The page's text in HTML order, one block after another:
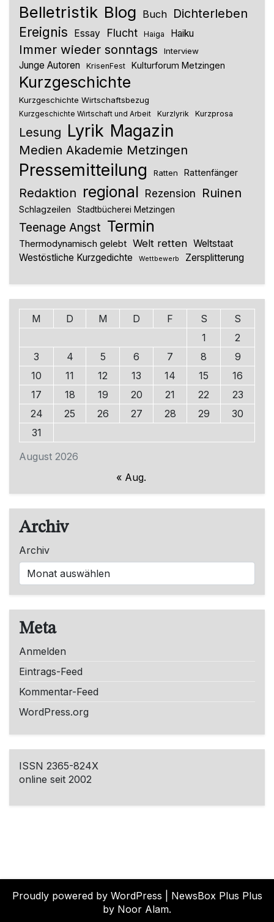
Belletristik Blog Buch Dichterleben
Ereignis Essay Flucht Haiga Haiku
Immer wieder sonntags Interview
Junge Autoren KrisenFest Kulturforum Metzingen
Kurzgeschichte
Kurzgeschichte Wirtschaftsbezug
Kurzgeschichte Wirtschaft und Arbeit Kurzlyrik Kurzprosa
Lesung Lyrik Magazin
Medien Akademie Metzingen
Pressemitteilung Ratten Rattenfänger
Redaktion regional Rezension Ruinen
Schlagzeilen Stadtbücherei Metzingen
Teenage Angst Termin
Thermodynamisch gelebt Welt retten Weltstaat
Westöstliche Kurzgedichte
Wettbewerb Zersplitterung
August 2026
M D M D F S
S
1
2
3
4 5 6 7 8
9
10
11 12 13 14 15
16
17
18 19 20 21 22
23
24
25 26 27 28 29
30
31
« Aug.
Archiv
Archiv
Meta
Anmelden
Eintrags-Feed
Kommentar-Feed
WordPress.org
ISSN 2365-824X
online seit 2002
Proudly powered by WordPress
NewsBox Plus Plus
by Noor Alam.